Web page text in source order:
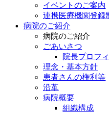
イベントのご案内
連携医療機関登録
病院のご紹介
病院のご紹介
ごあいさつ
院長プロフ
理念・基本方針
患者さんの権利等
沿革
病院概要
組織構成